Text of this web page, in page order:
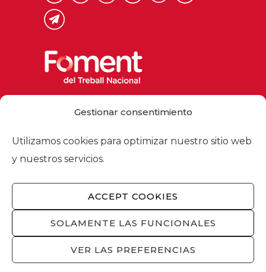
Gestionar consentimiento
Utilizamos cookies para optimizar nuestro sitio web
y nuestros servicios.
ACCEPT COOKIES
SOLAMENTE LAS FUNCIONALES
VER LAS PREFERENCIAS
foment@foment.com
© 2026 - Foment del Treball Nacional
de privacidad /Política de cookies
Privacidad redes sociales